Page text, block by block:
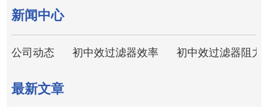
新闻中心
公司动态 初中效过滤器效率 初中效过滤器阻力
最新文章